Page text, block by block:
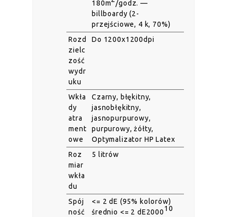
180m
/godz. —
billboardy (2-
przejściowe, 4 k, 70%)
Rozd
zielc
zość
wydr
uku
Do 1200x1200dpi
Wkła
dy
atra
ment
owe
Czarny, błękitny,
jasnobłękitny,
jasnopurpurowy,
purpurowy, żółty,
Optymalizator HP Latex
Roz
miar
wkła
du
5 litrów
Spój
ność
<= 2 dE (95% kolorów)
średnio <= 2 dE200010